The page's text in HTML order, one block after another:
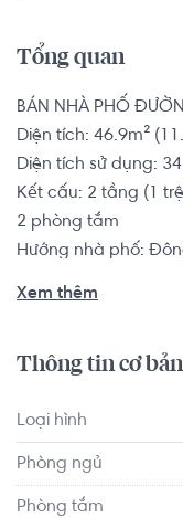
Tổng quan
BÁN NHÀ PHỐ
Diện tích: 46.9m²
Diện tích sử dụng:
Kết cấu: 2 tầng (1
2 phòng tắm
Hướng nhà phố:
Pháp lý: Sổ hồng
Nhà phố có vị trí
4.1km, cách Trường
Advance Fitness &
Xem thêm
Thông tin cơ bản
Loại hình
Phòng ngủ
Phòng tắm